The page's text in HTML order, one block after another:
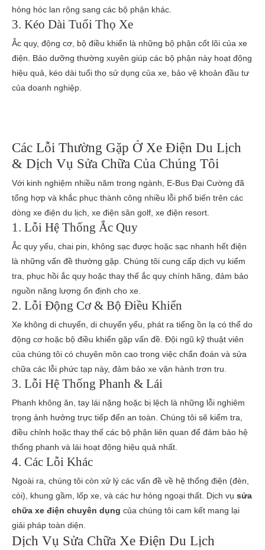
hỏng hóc lan rộng sang các bộ phận khác.
3. Kéo Dài Tuổi Thọ Xe
Ắc quy, động cơ, bộ điều khiển là những bộ phận cốt lõi của xe
điện. Bảo dưỡng thường xuyên giúp các bộ phận này hoạt động
hiệu quả, kéo dài tuổi thọ sử dụng của xe, bảo vệ khoản đầu tư
của doanh nghiệp.
Các Lỗi Thường Gặp Ở Xe Điện Du Lịch
& Dịch Vụ Sửa Chữa Của Chúng Tôi
Với kinh nghiệm nhiều năm trong ngành, E-Bus Đại Cường đã
tổng hợp và khắc phục thành công nhiều lỗi phổ biến trên các
dòng xe điện du lịch, xe điện sân golf, xe điện resort.
1. Lỗi Hệ Thống Ắc Quy
Ắc quy yếu, chai pin, không sạc được hoặc sạc nhanh hết điện
là những vấn đề thường gặp. Chúng tôi cung cấp dịch vụ kiểm
tra, phục hồi ắc quy hoặc thay thế ắc quy chính hãng, đảm bảo
nguồn năng lượng ổn định cho xe.
2. Lỗi Động Cơ & Bộ Điều Khiển
Xe không di chuyển, di chuyển yếu, phát ra tiếng ồn lạ có thể do
động cơ hoặc bộ điều khiển gặp vấn đề. Đội ngũ kỹ thuật viên
của chúng tôi có chuyên môn cao trong việc chẩn đoán và sửa
chữa các lỗi phức tạp này, đảm bảo xe vận hành trơn tru.
3. Lỗi Hệ Thống Phanh & Lái
Phanh không ăn, tay lái nặng hoặc bị lệch là những lỗi nghiêm
trọng ảnh hưởng trực tiếp đến an toàn. Chúng tôi sẽ kiểm tra,
điều chỉnh hoặc thay thế các bộ phận liên quan để đảm bảo hệ
thống phanh và lái hoạt động hiệu quả nhất.
4. Các Lỗi Khác
Ngoài ra, chúng tôi còn xử lý các vấn đề về hệ thống điện (đèn,
còi), khung gầm, lốp xe, và các hư hỏng ngoại thất. Dịch vụ sửa
chữa xe điện chuyên dụng của chúng tôi cam kết mang lại
giải pháp toàn diện.
Dịch Vụ Sửa Chữa Xe Điện Du Lịch